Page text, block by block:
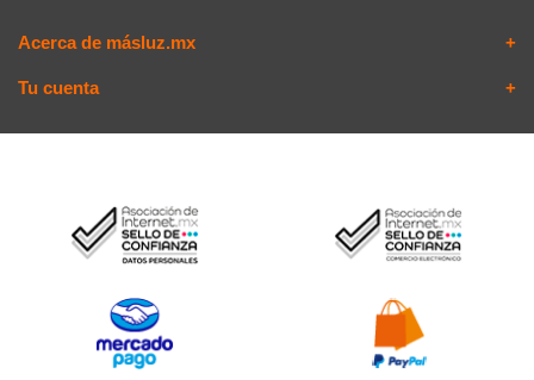
Acerca de másluz.mx
Tu cuenta